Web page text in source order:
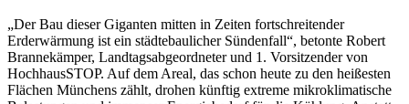
„Der Bau dieser Giganten mitten in Zeiten fortschreitender
Erderwärmung ist ein städtebaulicher Sündenfall“, betonte Robert
Brannekämper, Landtagsabgeordneter und 1. Vorsitzender von
HochhausSTOP. Auf dem Areal, das schon heute zu den heißesten
Flächen Münchens zählt, drohen künftig extreme mikroklimatische